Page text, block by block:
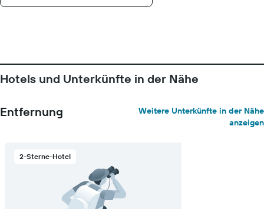
Hotels und Unterkünfte in der Nähe
Entfernung
Weitere Unterkünfte in der Nähe
anzeigen
2-Sterne-Hotel